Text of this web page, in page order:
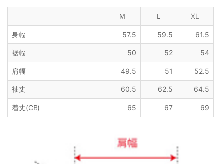
Ｍ Ｌ XL
身幅 57.5 59.5 61.5
裾幅 50 52 54
肩幅 49.5 51 52.5
袖丈 60.5 62.5 64.5
着丈(CB) 65 67 69